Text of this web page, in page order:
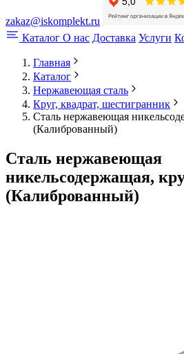
zakaz@iskomplekt.ru
Каталог О нас Доставка Услуги
Главная
Каталог
Нержавеющая сталь
Круг, квадрат, шестигранник
Сталь нержавеющая
(Калиброванный)
Сталь нержавеющая
никельсодержащая,
(Калиброванный)